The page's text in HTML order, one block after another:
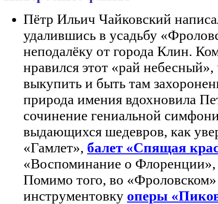
Пётр Ильич Чайковский
удалившись в усадьбу
неподалёку от города Клин.
нравился этот «рай
выкупить и быть там
природа имения вдохновила
сочинение гениальной
выдающихся шедевров, как
«Гамлет», балет «Спящая
«Воспоминание о
Помимо того, во «Фроловском»
инструментовку оперы